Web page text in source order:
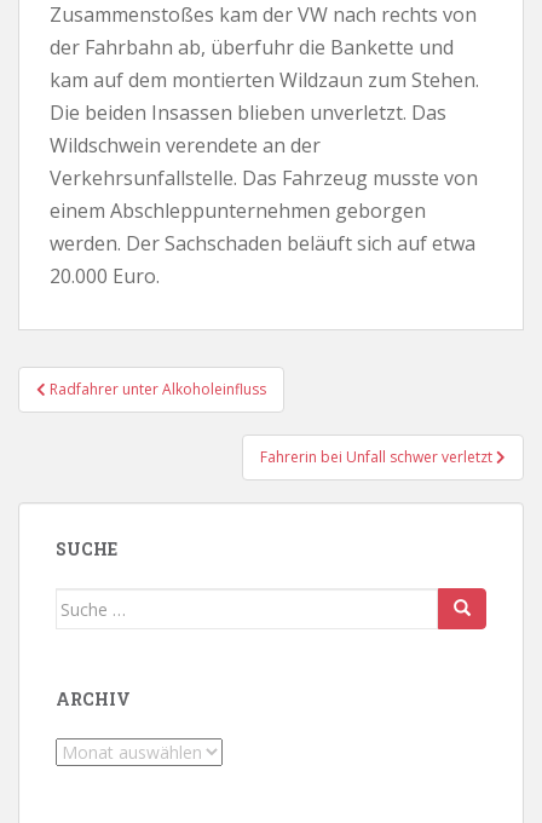
Zusammenstoßes kam der VW nach rechts von
der Fahrbahn ab, überfuhr die Bankette und
kam auf dem montierten Wildzaun zum Stehen.
Die beiden Insassen blieben unverletzt. Das
Wildschwein verendete an der
Verkehrsunfallstelle. Das Fahrzeug musste von
einem Abschleppunternehmen geborgen
werden. Der Sachschaden beläuft sich auf etwa
20.000 Euro.
Beitragsnavigation
Radfahrer unter Alkoholeinfluss
Fahrerin bei Unfall schwer verletzt
SUCHE
Suche
ARCHIV
Archiv